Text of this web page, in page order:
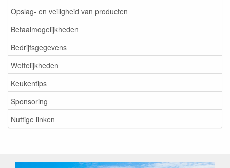
Opslag- en veiligheid van producten
Betaalmogelijkheden
Bedrijfsgegevens
Wettelijkheden
Keukentips
Sponsoring
Nuttige linken